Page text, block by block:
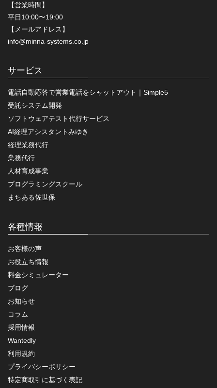
【営業時間】
平日10:00〜19:00
【メールアドレス】
info@minna-systems.co.jp
サービス
電話自動応答で営業電話をシャットアウト｜Simple5
受託システム開発
ソフトウェアテスト代行サービス
AI経理アシスタントみゆき
経理業務代行
業務代行
人材育成事業
プログラミングスクール
まちある佐世保
各種情報
お客様の声
お役立ち情報
料金シミュレーター
ブログ
お知らせ
コラム
採用情報
Wantedly
利用規約
プライバシーポリシー
特定商取引に基づく表記